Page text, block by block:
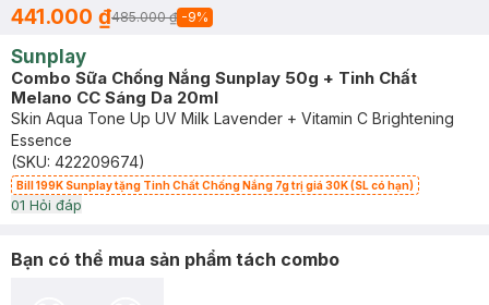
441.000 ₫485.000 ₫ -9%
Sunplay
Combo Sữa Chống Nắng Sunplay 50g + Tinh Chất
Melano CC Sáng Da 20ml
Skin Aqua Tone Up UV Milk Lavender + Vitamin C Brightening
Essence
(SKU: 422209674)
Bill 199K Sunplay tặng Tinh Chất Chống Nắng 7g trị giá 30K (SL có hạn)
01 Hỏi đáp
Bạn có thể mua sản phẩm tách combo